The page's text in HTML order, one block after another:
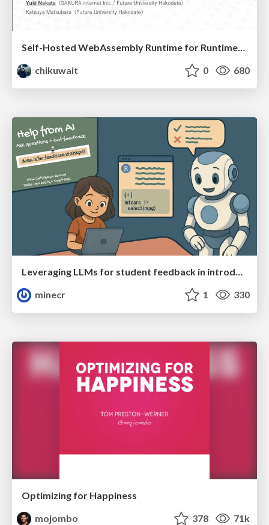
Self-Hosted WebAssembly Runtime for Runtime-Neutral Checkpoint/Restore in Edge–Cloud Continuum
chikuwait
0 680
Leveraging LLMs for student feedback in introductory data science courses - posit::conf(2025)
minecr
1 330
Optimizing for Happiness
mojombo
378 71k